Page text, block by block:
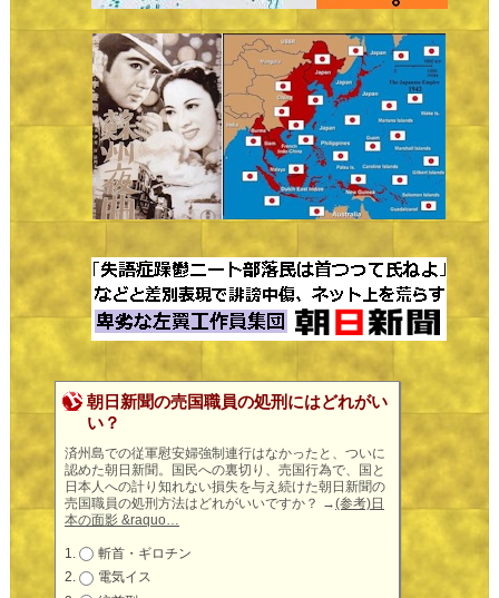
朝日新聞の売国職員の処刑にはどれがい
い？
済州島での従軍慰安婦強制連行はなかったと、ついに
認めた朝日新聞。国民への裏切り、売国行為で、国と
日本人への計り知れない損失を与え続けた朝日新聞の
売国職員の処刑方法はどれがいいですか？ →(参考)日
本の面影 &raquo…
斬首・ギロチン
電気イス